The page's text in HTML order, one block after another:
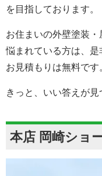
を目指しております。
お住まいの外壁塗装
悩まれている方は、是
お見積もりは無料です
きっと、いい答えが見
本店 岡崎ショ